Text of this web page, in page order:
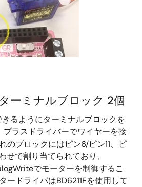
ーミナルブロック 2個
るようにターミナルブロックを
プラスドライバーでワイヤーを接
のブロックにはピン6/ピン11、ピ
せで割り当てられており、
でモーターを制御するこ
ードライバはBD6211Fを使用して